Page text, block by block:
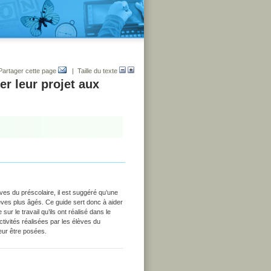
cette page | Taille du texte
leur projet aux
du préscolaire, il est suggéré qu’une
plus âgés. Ce guide sert donc à aider
le travail qu’ils ont réalisé dans le
réalisées par les élèves du
être posées.